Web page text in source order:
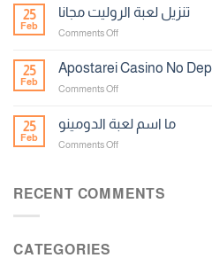
المغرب
Yyy
25
Feb
تنزيل لعبة الروليت مجانا
Comments Offon
لعبة
25
Feb
Apostarei Casino No
Comments Offon
Casino
No
Free
25
Feb
ما اسم لعبة الدومينو
Comments Offon
لعبة
RECENT COMMENTS
CATEGORIES